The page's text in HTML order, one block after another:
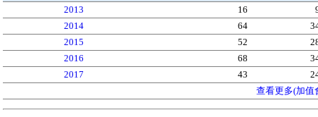
2013
16
2014
64
2015
52
2016
68
2017
43
查看更多(加值